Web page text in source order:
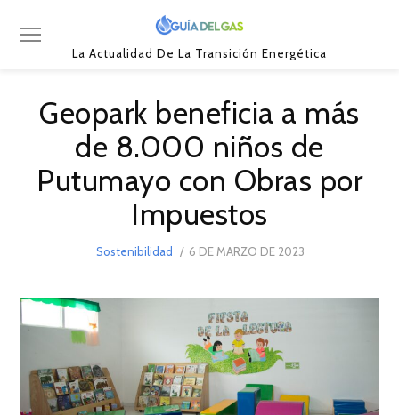
La Actualidad De La Transición Energética
Geopark beneficia a más
de 8.000 niños de
Putumayo con Obras por
Impuestos
Sostenibilidad
POSTED
6 DE MARZO DE 2023